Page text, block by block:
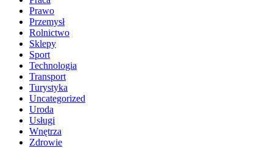
Prawo
Przemysł
Rolnictwo
Sklepy
Sport
Technologia
Transport
Turystyka
Uncategorized
Uroda
Usługi
Wnętrza
Zdrowie